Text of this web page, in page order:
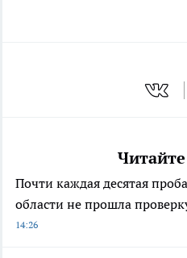
Почти каждая десятая
области не прошла
14:26